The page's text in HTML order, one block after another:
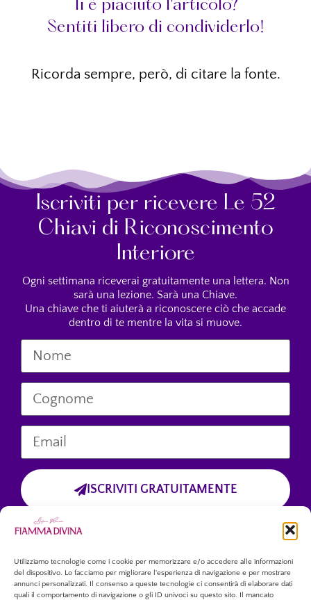
Utilizziamo tecnologie come i cookie per memorizzare e/o accedere alle informazioni
del dispositivo. Lo facciamo per migliorare l'esperienza di navigazione e per mostrare
annunci personalizzati. Il consenso a queste tecnologie ci consentirà di elaborare dati
quali il comportamento di navigazione o gli ID univoci su questo sito. Il mancato
Ti è piaciuto l'articolo?
Sentiti libero di condividerlo!
Ricorda sempre, però, di citare la fonte.
Iscriviti per ricevere Le 52
Chiavi di Riconoscimento
Interiore
Ogni settimana riceverai gratuitamente una lettera. Non
sarà una lezione. Sarà una Chiave.
Una chiave che ti aiuterà a riconoscere ciò che accade
dentro di te mentre la vita si muove.
ISCRIVITI GRATUITAMENTE
Cliccando sul pulsante “Iscriviti Gratuitamente”, dichiari di aver preso
forniti tramite questo modulo.